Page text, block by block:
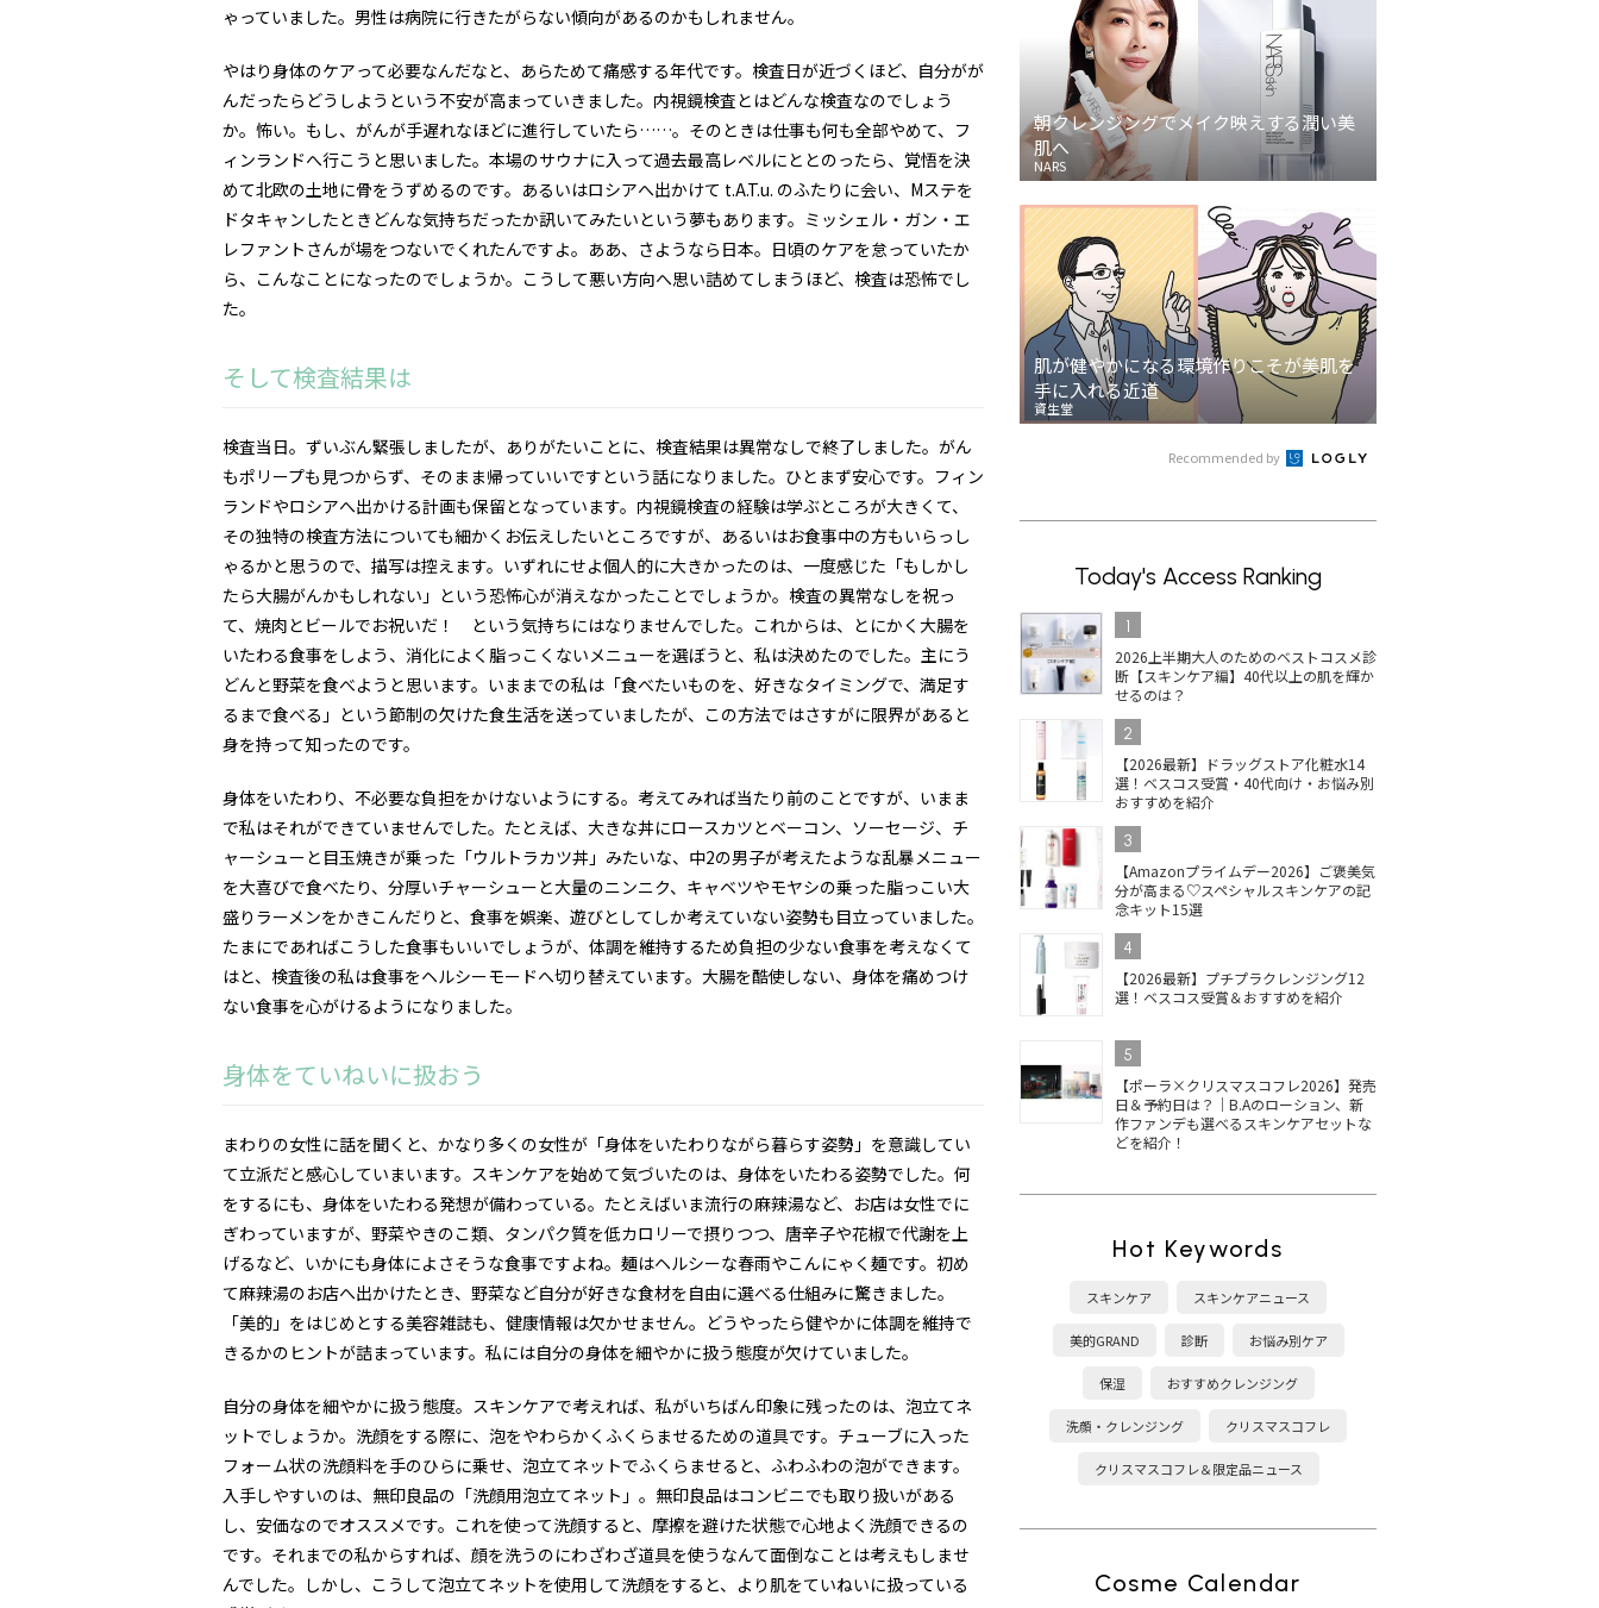
ゃっていました。男性は病院に行きたがらない傾向があるのかもしれません。
やはり身体のケアって必要なんだなと、あらためて痛感する年代です。検査日が近づくほど、自分がが
んだったらどうしようという不安が高まっていきました。内視鏡検査とはどんな検査なのでしょう
か。怖い。もし、がんが手遅れなほどに進行していたら……。そのときは仕事も何も全部やめて、フ
ィンランドへ行こうと思いました。本場のサウナに入って過去最高レベルにととのったら、覚悟を決
めて北欧の土地に骨をうずめるのです。あるいはロシアへ出かけて t.A.T.u. のふたりに会い、Mステを
ドタキャンしたときどんな気持ちだったか訊いてみたいという夢もあります。ミッシェル・ガン・エ
レファントさんが場をつないでくれたんですよ。ああ、さようなら日本。日頃のケアを怠っていたか
ら、こんなことになったのでしょうか。こうして悪い方向へ思い詰めてしまうほど、検査は恐怖でし
た。
そして検査結果は
検査当日。ずいぶん緊張しましたが、ありがたいことに、検査結果は異常なしで終了しました。がん
もポリープも見つからず、そのまま帰っていいですという話になりました。ひとまず安心です。フィン
ランドやロシアへ出かける計画も保留となっています。内視鏡検査の経験は学ぶところが大きくて、
その独特の検査方法についても細かくお伝えしたいところですが、あるいはお食事中の方もいらっし
ゃるかと思うので、描写は控えます。いずれにせよ個人的に大きかったのは、一度感じた「もしかし
たら大腸がんかもしれない」という恐怖心が消えなかったことでしょうか。検査の異常なしを祝っ
て、焼肉とビールでお祝いだ！ という気持ちにはなりませんでした。これからは、とにかく大腸を
いたわる食事をしよう、消化によく脂っこくないメニューを選ぼうと、私は決めたのでした。主にう
どんと野菜を食べようと思います。いままでの私は「食べたいものを、好きなタイミングで、満足す
るまで食べる」という節制の欠けた食生活を送っていましたが、この方法ではさすがに限界があると
身を持って知ったのです。
身体をいたわり、不必要な負担をかけないようにする。考えてみれば当たり前のことですが、いまま
で私はそれができていませんでした。たとえば、大きな丼にロースカツとベーコン、ソーセージ、チ
ャーシューと目玉焼きが乗った「ウルトラカツ丼」みたいな、中2の男子が考えたような乱暴メニュー
を大喜びで食べたり、分厚いチャーシューと大量のニンニク、キャベツやモヤシの乗った脂っこい大
盛りラーメンをかきこんだりと、食事を娯楽、遊びとしてしか考えていない姿勢も目立っていました。
たまにであればこうした食事もいいでしょうが、体調を維持するため負担の少ない食事を考えなくて
はと、検査後の私は食事をヘルシーモードへ切り替えています。大腸を酷使しない、身体を痛めつけ
ない食事を心がけるようになりました。
身体をていねいに扱おう
まわりの女性に話を聞くと、かなり多くの女性が「身体をいたわりながら暮らす姿勢」を意識してい
て立派だと感心していまいます。スキンケアを始めて気づいたのは、身体をいたわる姿勢でした。何
をするにも、身体をいたわる発想が備わっている。たとえばいま流行の麻辣湯など、お店は女性でに
ぎわっていますが、野菜やきのこ類、タンパク質を低カロリーで摂りつつ、唐辛子や花椒で代謝を上
げるなど、いかにも身体によさそうな食事ですよね。麺はヘルシーな春雨やこんにゃく麺です。初め
て麻辣湯のお店へ出かけたとき、野菜など自分が好きな食材を自由に選べる仕組みに驚きました。
「美的」をはじめとする美容雑誌も、健康情報は欠かせません。どうやったら健やかに体調を維持で
きるかのヒントが詰まっています。私には自分の身体を細やかに扱う態度が欠けていました。
自分の身体を細やかに扱う態度。スキンケアで考えれば、私がいちばん印象に残ったのは、泡立てネ
ットでしょうか。洗顔をする際に、泡をやわらかくふくらませるための道具です。チューブに入った
フォーム状の洗顔料を手のひらに乗せ、泡立てネットでふくらませると、ふわふわの泡ができます。
入手しやすいのは、無印良品の「洗顔用泡立てネット」。無印良品はコンビニでも取り扱いがある
し、安価なのでオススメです。これを使って洗顔すると、摩擦を避けた状態で心地よく洗顔できるの
です。それまでの私からすれば、顔を洗うのにわざわざ道具を使うなんて面倒なことは考えもしませ
んでした。しかし、こうして泡立てネットを使用して洗顔をすると、より肌をていねいに扱っている
朝クレンジングでメイク映えする潤い美
肌へ
NARS
肌が健やかになる環境作りこそが美肌を
手に入れる近道
資生堂
Recommended by
Today's Access Ranking
1
2026上半期大人のためのベストコスメ診
断【スキンケア編】40代以上の肌を輝か
せるのは？
2
【2026最新】ドラッグストア化粧水14
選！ベスコス受賞・40代向け・お悩み別
おすすめを紹介
3
【Amazonプライムデー2026】ご褒美気
分が高まる♡スペシャルスキンケアの記
念キット15選
4
【2026最新】プチプラクレンジング12
選！ベスコス受賞＆おすすめを紹介
5
【ポーラ×クリスマスコフレ2026】発売
日＆予約日は？｜B.Aのローション、新
作ファンデも選べるスキンケアセットな
どを紹介！
Hot Keywords
スキンケア スキンケアニュース
美的GRAND 診断 お悩み別ケア
保湿 おすすめクレンジング
洗顔・クレンジング クリスマスコフレ
クリスマスコフレ＆限定品ニュース
Cosme Calendar